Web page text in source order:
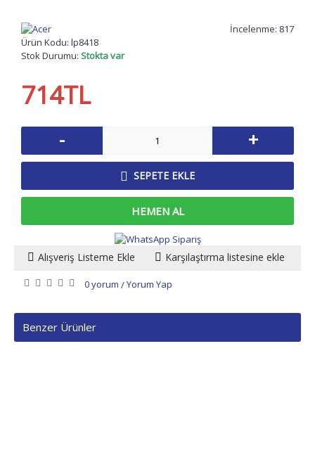
İncelenme: 817
Ürün Kodu: lp8418
Stok Durumu: Stokta var
714TL
- +
SEPETE EKLE
HEMEN AL
Alışveriş Listeme Ekle Karşılaştırma listesine ekle
0 yorum /Yorum Yap
Benzer Ürünler